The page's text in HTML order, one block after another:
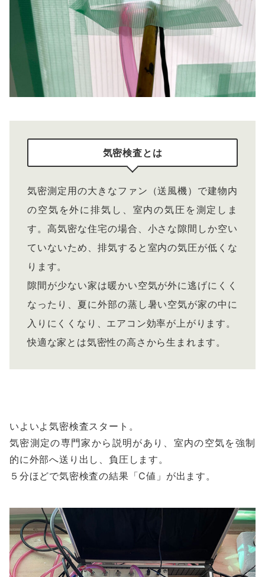
気密検査とは
気密測定用の大きなファン（送風機）で建物内
の空気を外に排気し、室内の気圧を測定しま
す。高気密な住宅の場合、小さな隙間しか空い
ていないため、排気すると室内の気圧が低くな
ります。
隙間が少ない家は暖かい空気が外に逃げにくく
なったり、夏に外部の蒸し暑い空気が家の中に
入りにくくなり、エアコン効率が上がります。
快適な家とは気密性の高さから生まれます。
いよいよ気密検査スタート。
気密測定の専門家から説明があり、室内の空気を強制
的に外部へ送り出し、負圧します。
５分ほどで気密検査の結果「C値」が出ます。